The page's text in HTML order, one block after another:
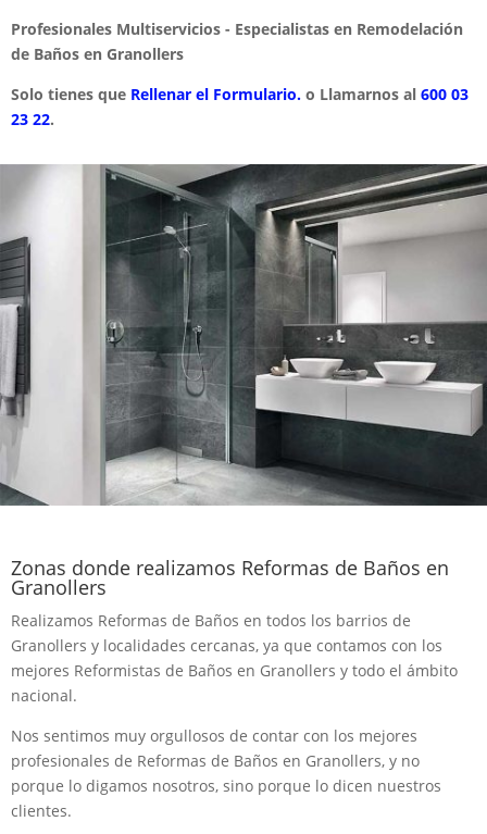
Profesionales Multiservicios - Especialistas en Remodelación
de Baños en Granollers
Solo tienes que Rellenar el Formulario. o Llamarnos al 600 03
23 22.
Zonas donde realizamos Reformas de Baños en
Granollers
Realizamos Reformas de Baños en todos los barrios de
Granollers y localidades cercanas, ya que contamos con los
mejores Reformistas de Baños en Granollers y todo el ámbito
nacional.
Nos sentimos muy orgullosos de contar con los mejores
profesionales de Reformas de Baños en Granollers, y no
porque lo digamos nosotros, sino porque lo dicen nuestros
clientes.